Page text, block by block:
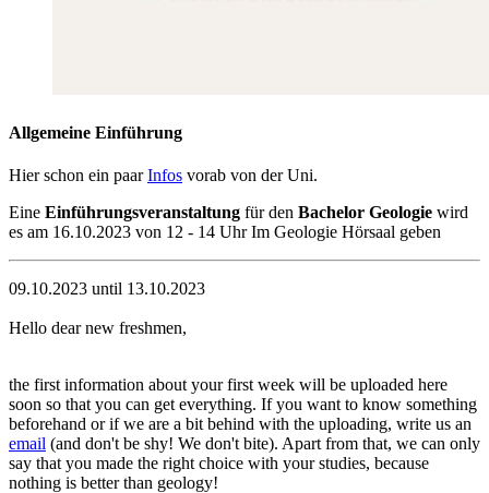
Allgemeine Einführung
Hier schon ein paarInfos vorab von der Uni.
Eine Einführungsveranstaltung für den Bachelor Geologie wird
es am 16.10.2023 von 12 - 14 Uhr Im Geologie Hörsaal geben
09.10.2023 until 13.10.2023
Hello dear new freshmen,
the first information about your first week will be uploaded here
soon so that you can get everything. If you want to know something
beforehand or if we are a bit behind with the uploading, write us an
email (and don't be shy! We don't bite). Apart from that, we can only
say that you made the right choice with your studies, because
nothing is better than geology!